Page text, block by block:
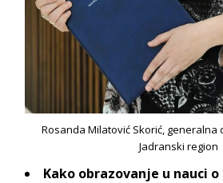
Rosanda Milatović Skorić, generalna
Jadranski region
Kako obrazovanje u nauci